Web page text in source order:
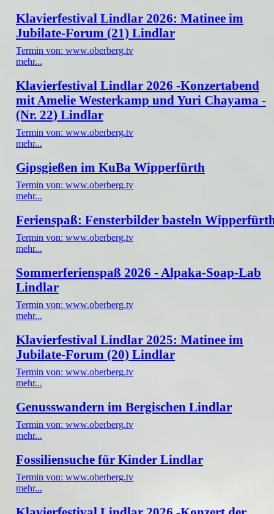
Klavierfestival Lindlar 2026: Matinee im
Jubilate-Forum (21) Lindlar
Termin von: www.oberberg.tv
mehr...
Klavierfestival Lindlar 2026 -Konzertabend
mit Amelie Westerkamp und Yuri Chayama -
(Nr. 22) Lindlar
Termin von: www.oberberg.tv
mehr...
Gipsgießen im KuBa Wipperfürth
Termin von: www.oberberg.tv
mehr...
Ferienspaß: Fensterbilder basteln
Termin von: www.oberberg.tv
mehr...
Sommerferienspaß 2026 - Alpaka-Soap-Lab
Lindlar
Termin von: www.oberberg.tv
mehr...
Klavierfestival Lindlar 2025: Matinee im
Jubilate-Forum (20) Lindlar
Termin von: www.oberberg.tv
mehr...
Genusswandern im Bergischen Lindlar
Termin von: www.oberberg.tv
mehr...
Fossiliensuche für Kinder Lindlar
Termin von: www.oberberg.tv
mehr...